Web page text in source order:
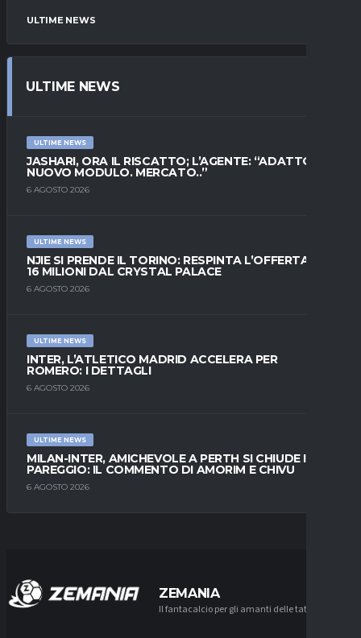
ULTIME NEWS
ULTIME NEWS
ULTIME NEWS
JASHARI, ORA IL RISCATTO; L’AGENTE: “ADATTO AL
NUOVO MODULO. MERCATO..”
6 AGOSTO 2026
ULTIME NEWS
NJIE SI PRENDE IL TORINO: RESPINTA L’OFFERTA DI
16 MILIONI DAL CRYSTAL PALACE
6 AGOSTO 2026
ULTIME NEWS
INTER, L’ATLETICO MADRID ACCELERA PER
ROMERO: I DETTAGLI
6 AGOSTO 2026
ULTIME NEWS
MILAN-INTER, AMICHEVOLE A PERTH SI CHIUDE IN
PAREGGIO: IL COMMENTO DI AMORIM E CHIVU
6 AGOSTO 2026
ZEMANIA
Il fantacalcio per gli amanti delle tattiche